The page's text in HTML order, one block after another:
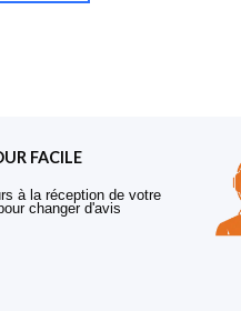
FACILE
à la réception de votre
changer d'avis